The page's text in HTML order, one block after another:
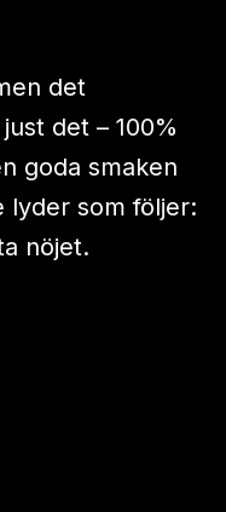
det
det – 100%
goda smaken
lyder som följer:
nöjet.